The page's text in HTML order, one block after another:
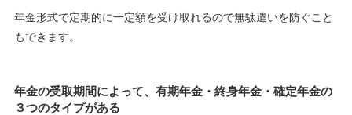
年金形式で定期的に一定額を受け取れるので無駄遣いを防ぐこと
もできます。
年金の受取期間によって、有期年金・終身年金・確定年金の
３つのタイプがある